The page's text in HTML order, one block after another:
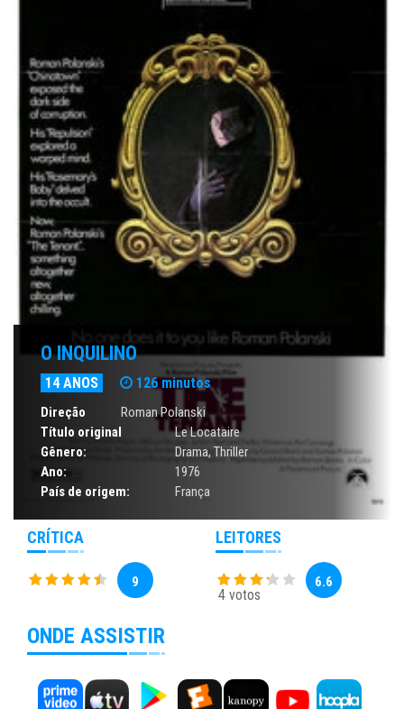
O INQUILINO
14 ANOS 126 minutos
Direção
Roman Polanski
Título original
Le Locataire
Gênero:
Drama, Thriller
Ano:
1976
País de origem:
França
CRÍTICA
9
LEITORES
4 votos
6.6
ONDE ASSISTIR